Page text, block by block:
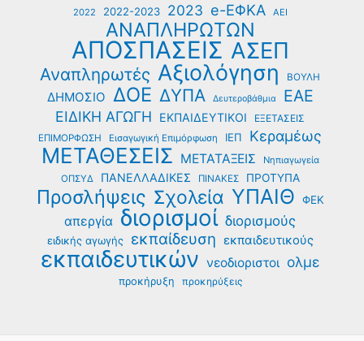
2022 2022-2023 2023 e-ΕΦΚΑ ΑΕΙ
ΑΝΑΠΛΗΡΩΤΩΝ
ΑΠΟΣΠΑΣΕΙΣ ΑΣΕΠ
Αναπληρωτές Αξιολόγηση ΒΟΥΛΗ
ΔΗΜΟΣΙΟ ΔΟΕ ΔΥΠΑ Δευτεροβάθμια ΕΑΕ
ΕΙΔΙΚΗ ΑΓΩΓΗ ΕΚΠΑΙΔΕΥΤΙΚΟΙ ΕΞΕΤΑΣΕΙΣ
ΕΠΙΜΟΡΦΩΣΗ Εισαγωγική Επιμόρφωση ΙΕΠ Κεραμέως
ΜΕΤΑΘΕΣΕΙΣ ΜΕΤΑΤΑΞΕΙΣ
Νηπιαγωγεία
ΟΠΣΥΔ
ΠΑΝΕΛΛΑΔΙΚΕΣ ΠΙΝΑΚΕΣ ΠΡΟΤΥΠΑ
Προσλήψεις Σχολεία ΥΠΑΙΘ ΦΕΚ
απεργία διορισμοί διορισμούς
ειδικής αγωγής εκπαίδευση εκπαιδευτικούς
εκπαιδευτικών νεοδιοριστοι ολμε
προκήρυξη προκηρύξεις